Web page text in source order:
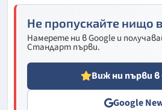
Не пропускайте нищо
Намерете ни в Google и
Стандарт първи.
Виж ни първи в
Google